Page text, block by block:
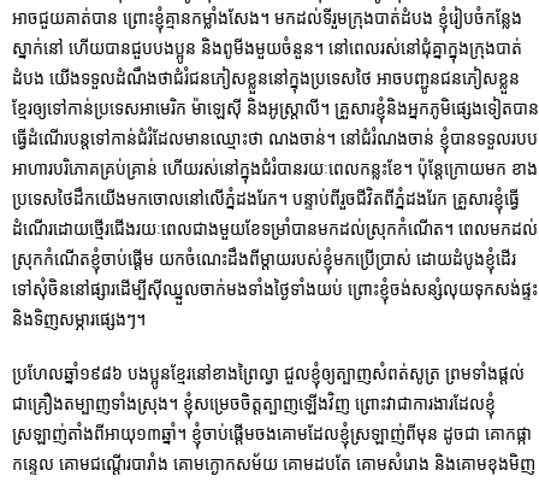
អាចជួយគាត់បាន ព្រោះខ្ញុំគ្មានកម្លាំងសែង។ មកដល់ទីរួមក្រុងបាត់ដំបង ខ្ញុំរៀបចំកន្លែង
ស្នាក់នៅ ហើយបានជួបបងប្អូន និងពូមីងមួយចំនួន។ នៅពេលរស់នៅជុំគ្នាក្នុងក្រុងបាត់
ដំបង យើងទទួលដំណឹងថាជំរំជនភៀសខ្លួននៅក្នុងប្រទេសថៃ អាចបញ្ជូនជនភៀសខ្លួន
ខ្មែរឲ្យទៅកាន់ប្រទេសអាមេរិក ម៉ាឡេស៊ី និងអូស្រ្តាលី។ គ្រួសារខ្ញុំនិងអ្នកភូមិផ្សេងទៀតបាន
ធ្វើដំណើរបន្តទៅកាន់ជំរំដែលមានឈ្មោះថា ណងចាន់។ នៅជំរំណងចាន់ ខ្ញុំបានទទួលរបប
អាហារបរិភោគគ្រប់គ្រាន់ ហើយរស់នៅក្នុងជំរំបានរយៈពេលកន្លះខែ។ ប៉ុន្តែក្រោយមក ខាង
ប្រទេសថៃដឹកយើងមកចោលនៅលើភ្នំដងរែក។ បន្ទាប់ពីរួចជីវិតពីភ្នំដងរែក គ្រួសារខ្ញុំធ្វើ
ដំណើរដោយថ្មើរជើងរយៈពេលជាងមួយខែទម្រាំបានមកដល់ស្រុកកំណើត។ ពេលមកដល់
ស្រុកកំណើតខ្ញុំចាប់ផ្ដើម យកចំណេះដឹងពីម្តាយរបស់ខ្ញុំមកប្រើប្រាស់ ដោយដំបូងខ្ញុំដើរ
ទៅសុំចិននៅផ្សារដើម្បីស៊ីឈ្នួលចាក់មងទាំងថ្ងៃទាំងយប់ ព្រោះខ្ញុំចង់សន្សំលុយទុកសង់ផ្ទះ
និងទិញសម្ភារផ្សេងៗ។
ប្រហែលឆ្នាំ១៩៨៦ បងប្អូនខ្មែរនៅខាងព្រៃល្វា ជួលខ្ញុំឲ្យត្បាញសំពត់សូត្រ ព្រមទាំងផ្ដល់
ជាគ្រឿងតម្បាញទាំងស្រុង។ ខ្ញុំសម្រេចចិត្តត្បាញឡើងវិញ ព្រោះវាជាការងារដែលខ្ញុំ
ស្រឡាញ់តាំងពីអាយុ១៣ឆ្នាំ។ ខ្ញុំចាប់ផ្ដើមចងគោមដែលខ្ញុំស្រឡាញ់ពីមុន ដូចជា គោកផ្កា
កន្ទេល គោមជណ្ដើរបារាំង គោមក្ងោកសម័យ គោមដបតែ គោមសំរោង និងគោមខុងមិញ